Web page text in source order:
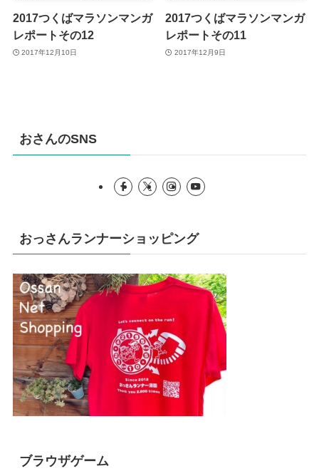
2017つくばマラソンマンガ
レポートその12
2017年12月10日
2017つくばマラソンマンガ
レポートその11
2017年12月9日
おさんのSNS
おっさんランナーショッピング
ブラウザゲーム